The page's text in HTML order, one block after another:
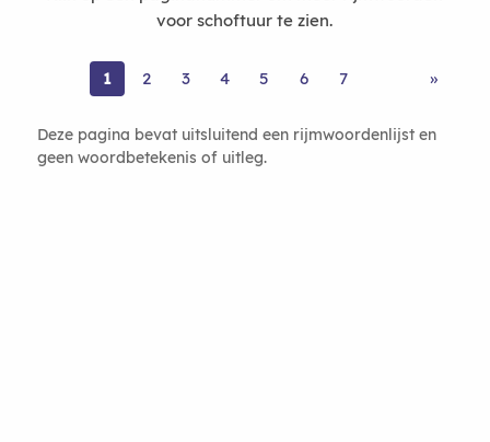
voor schoftuur te zien.
1 2 3 4 5 6 7 »
Deze pagina bevat uitsluitend een rijmwoordenlijst en
geen woordbetekenis of uitleg.